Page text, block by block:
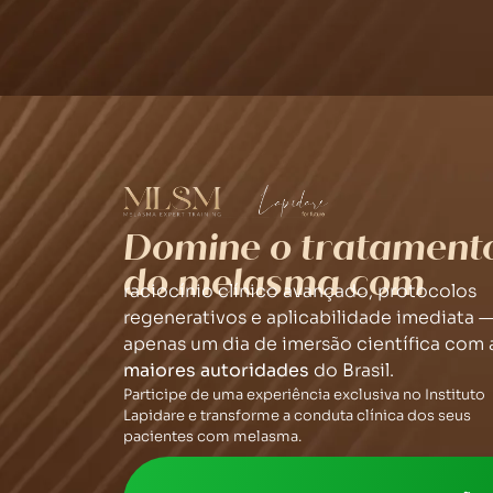
Domine o
do melasma com
raciocínio clínico avançado, protocolos
regenerativos e aplicabilidade imediata
apenas um dia de imersão científica com
maiores autoridades do Brasil.
Participe de uma experiência exclusiva no Instituto
Lapidare e transforme a conduta clínica dos seus
pacientes com melasma.